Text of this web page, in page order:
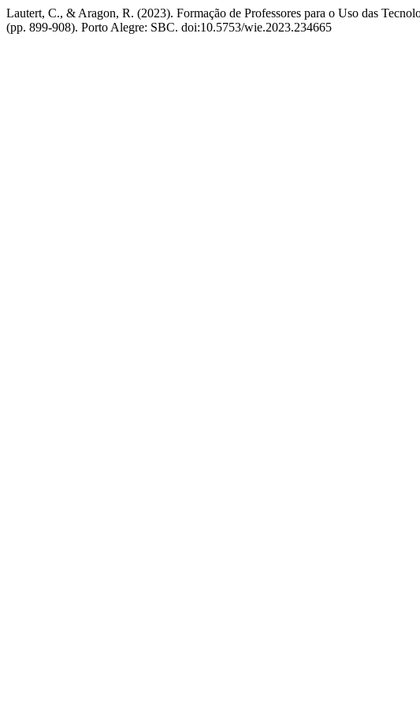
Lautert, C., & Aragon, R. (2023). Formação de Professores para o Uso das
(pp. 899-908). Porto Alegre: SBC. doi:10.5753/wie.2023.234665